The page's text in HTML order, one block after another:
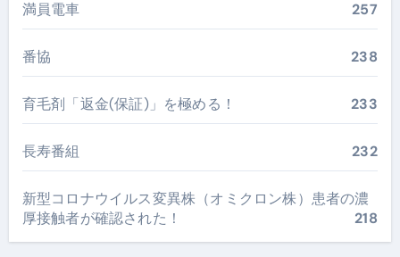
満員電車 257
番協 238
育毛剤「返金(保証)」を極める！ 233
長寿番組 232
新型コロナウイルス変異株（オミクロン株）患者の濃
厚接触者が確認された！
218